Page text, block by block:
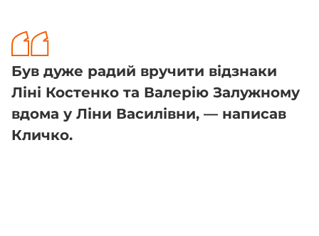
Був дуже радий вручити відзнаки
Ліні Костенко та Валерію Залужному
вдома у Ліни Василівни, — написав
Кличко.